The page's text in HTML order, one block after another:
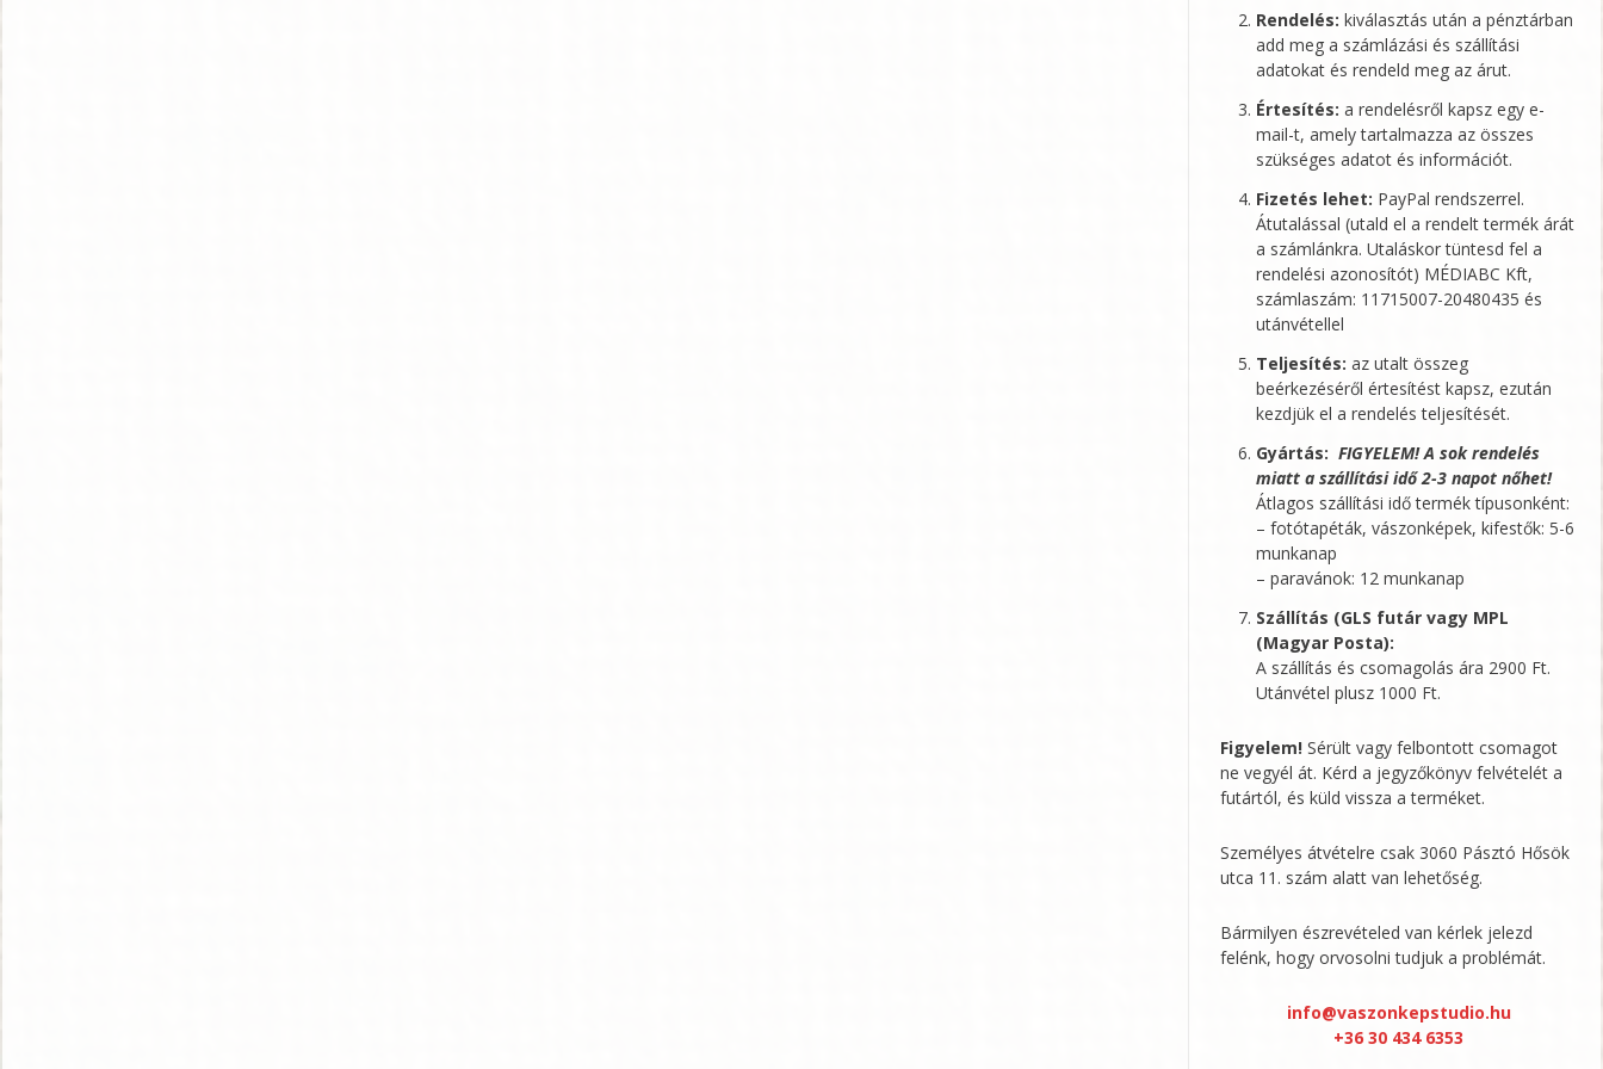
Rendelés: kiválasztás után a pénztárban
add meg a számlázási és szállítási
adatokat és rendeld meg az árut.
Értesítés: a rendelésről kapsz egy e-
mail-t, amely tartalmazza az összes
szükséges adatot és információt.
Fizetés lehet: PayPal rendszerrel.
Átutalással (utald el a rendelt termék árát
a számlánkra. Utaláskor tüntesd fel a
rendelési azonosítót) MÉDIABC Kft,
számlaszám: 11715007-20480435 és
utánvétellel
Teljesítés: az utalt összeg
beérkezéséről értesítést kapsz, ezután
kezdjük el a rendelés teljesítését.
Gyártás: FIGYELEM! A sok rendelés
miatt a szállítási idő 2-3 napot nőhet!
Átlagos szállítási idő termék típusonként:
– fotótapéták, vászonképek, kifestők: 5-6
munkanap
– paravánok: 12 munkanap
Szállítás (GLS futár vagy MPL
(Magyar Posta):
A szállítás és csomagolás ára 2900 Ft.
Utánvétel plusz 1000 Ft.
Figyelem! Sérült vagy felbontott csomagot
ne vegyél át. Kérd a jegyzőkönyv felvételét a
futártól, és küld vissza a terméket.
Személyes átvételre csak 3060 Pásztó Hősök
utca 11. szám alatt van lehetőség.
Bármilyen észrevételed van kérlek jelezd
felénk, hogy orvosolni tudjuk a problémát.
info@vaszonkepstudio.hu
+36 30 434 6353